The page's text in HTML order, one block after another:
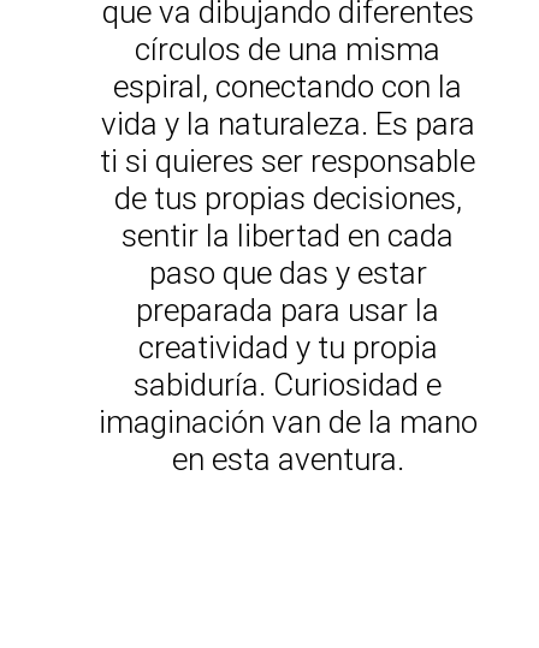
que va dibujando diferentes
círculos de una misma
espiral, conectando con la
vida y la naturaleza. Es para
ti si quieres ser responsable
de tus propias decisiones,
sentir la libertad en cada
paso que das y estar
preparada para usar la
creatividad y tu propia
sabiduría. Curiosidad e
imaginación van de la mano
en esta aventura.